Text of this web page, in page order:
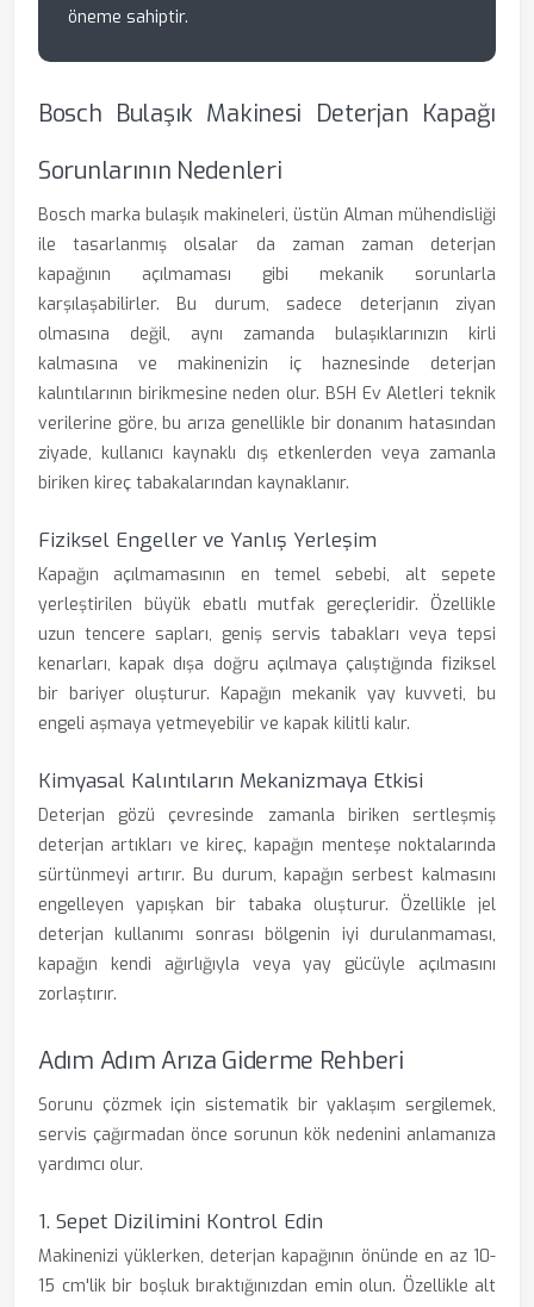
öneme sahiptir.
Bosch Bulaşık Makinesi Deterjan Kapağı
Sorunlarının Nedenleri
Bosch marka bulaşık makineleri, üstün Alman mühendisliği
ile tasarlanmış olsalar da zaman zaman deterjan
kapağının açılmaması gibi mekanik sorunlarla
karşılaşabilirler. Bu durum, sadece deterjanın ziyan
olmasına değil, aynı zamanda bulaşıklarınızın kirli
kalmasına ve makinenizin iç haznesinde deterjan
kalıntılarının birikmesine neden olur. BSH Ev Aletleri teknik
verilerine göre, bu arıza genellikle bir donanım hatasından
ziyade, kullanıcı kaynaklı dış etkenlerden veya zamanla
biriken kireç tabakalarından kaynaklanır.
Fiziksel Engeller ve Yanlış Yerleşim
Kapağın açılmamasının en temel sebebi, alt sepete
yerleştirilen büyük ebatlı mutfak gereçleridir. Özellikle
uzun tencere sapları, geniş servis tabakları veya tepsi
kenarları, kapak dışa doğru açılmaya çalıştığında fiziksel
bir bariyer oluşturur. Kapağın mekanik yay kuvveti, bu
engeli aşmaya yetmeyebilir ve kapak kilitli kalır.
Kimyasal Kalıntıların Mekanizmaya Etkisi
Deterjan gözü çevresinde zamanla biriken sertleşmiş
deterjan artıkları ve kireç, kapağın menteşe noktalarında
sürtünmeyi artırır. Bu durum, kapağın serbest kalmasını
engelleyen yapışkan bir tabaka oluşturur. Özellikle jel
deterjan kullanımı sonrası bölgenin iyi durulanmaması,
kapağın kendi ağırlığıyla veya yay gücüyle açılmasını
zorlaştırır.
Adım Adım Arıza Giderme Rehberi
Sorunu çözmek için sistematik bir yaklaşım sergilemek,
servis çağırmadan önce sorunun kök nedenini anlamanıza
yardımcı olur.
1. Sepet Dizilimini Kontrol Edin
Makinenizi yüklerken, deterjan kapağının önünde en az 10-
15 cm'lik bir boşluk bıraktığınızdan emin olun. Özellikle alt